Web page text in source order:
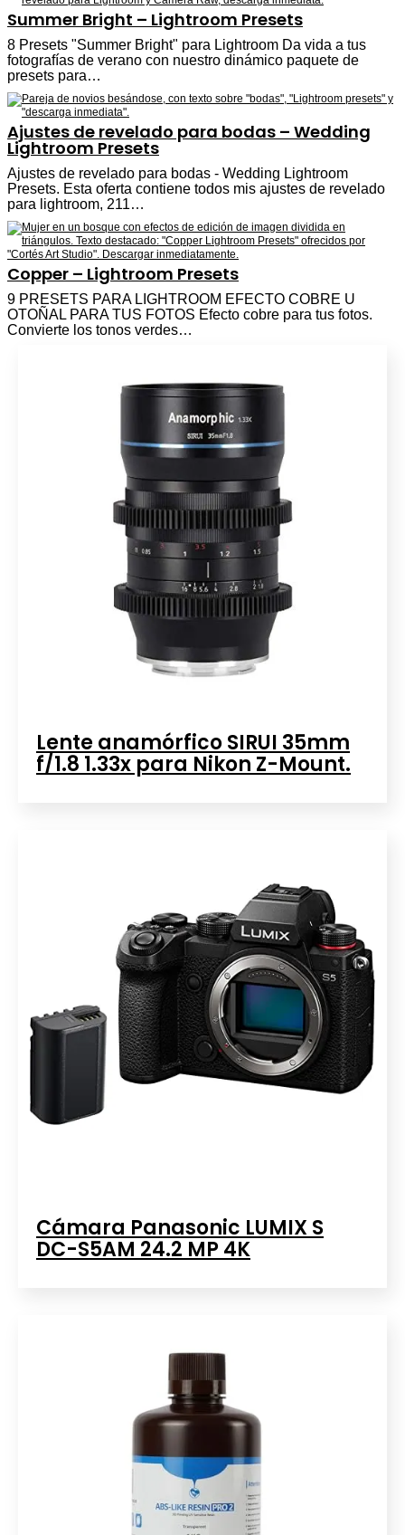
Summer Bright – Lightroom Presets
8 Presets "Summer Bright" para Lightroom Da vida a tus
fotografías de verano con nuestro dinámico paquete de
presets para…
Ajustes de revelado para bodas – Wedding
Lightroom Presets
Ajustes de revelado para bodas - Wedding Lightroom
Presets. Esta oferta contiene todos mis ajustes de revelado
para lightroom, 211…
Copper – Lightroom Presets
9 PRESETS PARA LIGHTROOM EFECTO COBRE U
OTOÑAL PARA TUS FOTOS Efecto cobre para tus fotos.
Convierte los tonos verdes…
Lente anamórfico SIRUI 35mm
f/1.8 1.33x para Nikon Z-Mount.
Cámara Panasonic LUMIX S
DC-S5AM 24.2 MP 4K